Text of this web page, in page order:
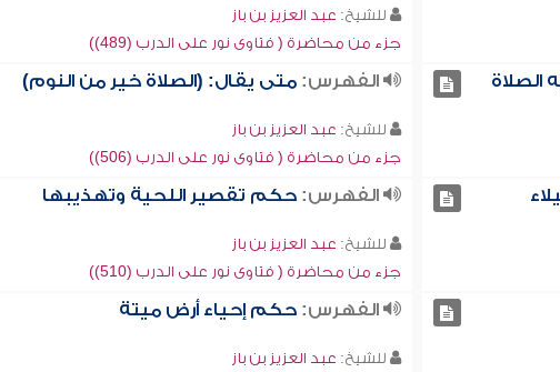
للشيخ: عبد العزيز بن باز
جزء من محاضرة ( فتاوى نور على الدرب (489))
الصلاة
الفهرس: متى يقال: (الصلاة خير من النوم)
للشيخ: عبد العزيز بن باز
جزء من محاضرة ( فتاوى نور على الدرب (506))
الفهرس: حكم تقصير اللحية وتهذيبها
للشيخ: عبد العزيز بن باز
جزء من محاضرة ( فتاوى نور على الدرب (510))
الفهرس: حكم إحياء أرض ميتة
للشيخ: عبد العزيز بن باز